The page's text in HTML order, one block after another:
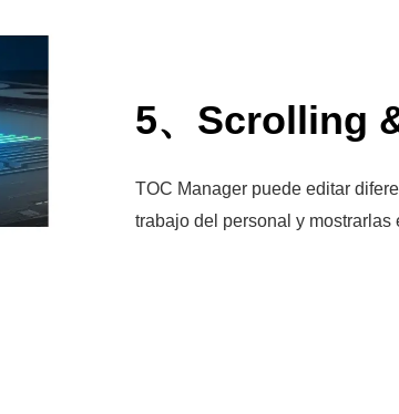
5、Scrolling
TOC Manager puede editar
trabajo del personal y mostrarlas